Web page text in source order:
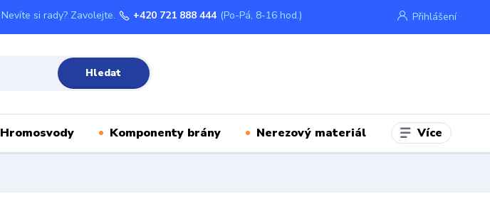
Přihlášení
Hledat
Nevíte si rady? Zavolejte. +420 721 888 444 (Po-Pá, 8-16 hod.)
Hromosvody Komponenty brány Nerezový materiál Více